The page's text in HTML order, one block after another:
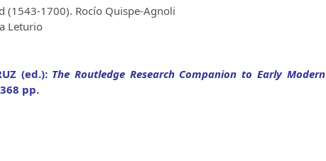
(1543-1700). Rocío Quispe-Agnoli
Leturio
(ed.): The Routledge Research Companion to Early Modern
pp.